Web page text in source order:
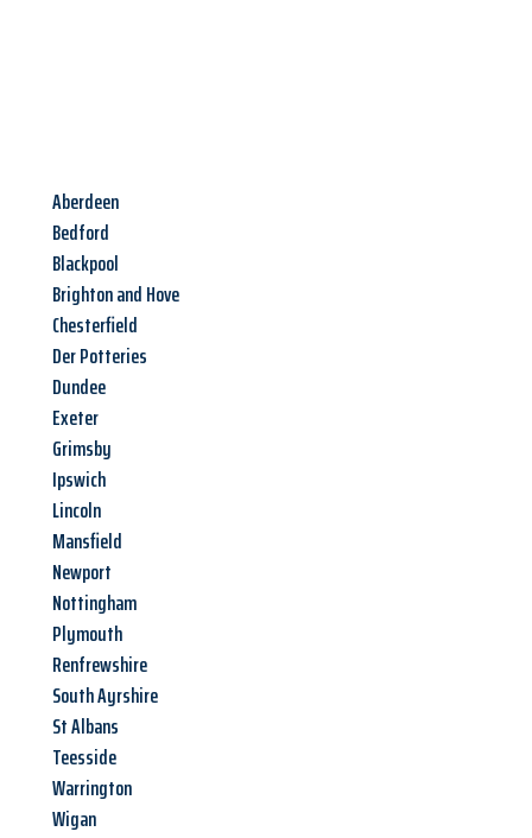
Aberdeen
Bedford
Blackpool
Brighton and Hove
Chesterfield
Der Potteries
Dundee
Exeter
Grimsby
Ipswich
Lincoln
Mansfield
Newport
Nottingham
Plymouth
Renfrewshire
South Ayrshire
St Albans
Teesside
Warrington
Wigan